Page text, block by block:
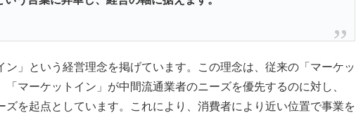
」という経営理念を掲げています。この理念は、従来の「マーケッ
マーケットイン」が中間流通業者のニーズを優先するのに対し、
ズを起点としています。これにより、消費者により近い位置で事業を